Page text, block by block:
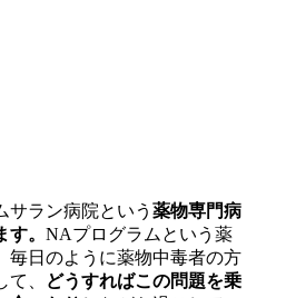
サラン病院という 薬物専門病
。 NAプログラムという薬
毎日のように薬物中毒者の方
、
どうすればこの問題を乗